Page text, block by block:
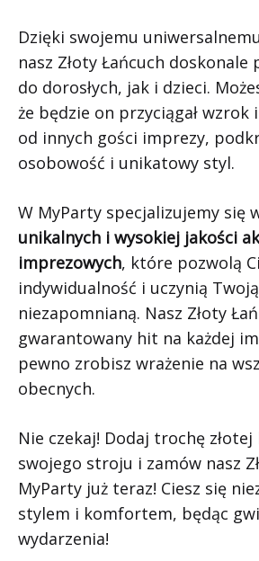
Dzięki swojemu
nasz Złoty Łańcuch doskonale
do dorosłych, jak i dzieci.
że będzie on przyciągał
od innych gości imprezy,
osobowość i unikatowy styl.
W MyParty specjalizujemy się
unikalnych i wysokiej jakości
imprezowych, które pozwolą
indywidualność i uczynią
niezapomnianą. Nasz Złoty
gwarantowany hit na każdej
pewno zrobisz wrażenie na
obecnych.
Nie czekaj! Dodaj trochę złotej
swojego stroju i zamów nasz
MyParty już teraz! Ciesz się
stylem i komfortem, będąc
wydarzenia!